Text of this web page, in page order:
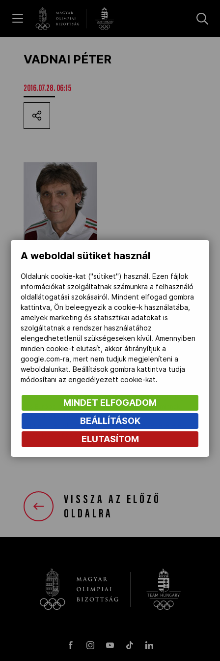
Hírek
Galéria
Dakar 2026
Los Angeles 2028
MOB
Kettőskarrier-program
NOB
Társszervezetek
OVEP
Adatbank
VADNAI PÉTER
2016.07.28. 06:15
1960. 03. 26. Budapest
Válogatott versenyző volt finn-dingi hajóosztályban.
Előbb a VVSI színeiben versenyzett (1974-1978), majd
egy évtizedet töltött a KÖFÉM-nél (1978–1988). Fiait
Benjámin összesen hússzor állt dobogón ifjúsági világ-
és Európa-bajnokságokon, az olimpiára Benjáminnak
sikerült a kvalifikáció. Polgári foglalkozása
építészmérnök, Balaton-parti épületek tervezésére és
kivitelezésére specializálódott.
VISSZA AZ ELŐZŐ
OLDALRA
A weboldal sütiket használ
Oldalunk cookie-kat ("sütiket") használ. Ezen fájlok
információkat szolgáltatnak számunkra a felhasználó
oldallátogatási szokásairól. Mindent elfogad gombra
kattintva, Ön beleegyezik a cookie-k használatába,
amelyek marketing és statisztikai adatokat is
szolgáltatnak a rendszer használatához
elengedhetetlenül szükségeseken kívül. Amennyiben
minden cookie-t elutasít, akkor átirányítjuk a
google.com-ra, mert nem tudjuk megjeleníteni a
weboldalunkat. Beállítások gombra kattintva tudja
módosítani az engedélyezett cookie-kat.
MINDET ELFOGADOM
BEÁLLÍTÁSOK
ELUTASÍTOM